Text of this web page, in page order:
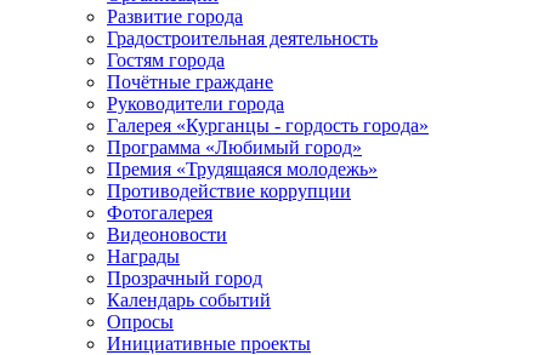
Развитие города
Градостроительная деятельность
Гостям города
Почётные граждане
Руководители города
Галерея «Курганцы - гордость города»
Программа «Любимый город»
Премия «Трудящаяся молодежь»
Противодействие коррупции
Фотогалерея
Видеоновости
Награды
Прозрачный город
Календарь событий
Опросы
Инициативные проекты